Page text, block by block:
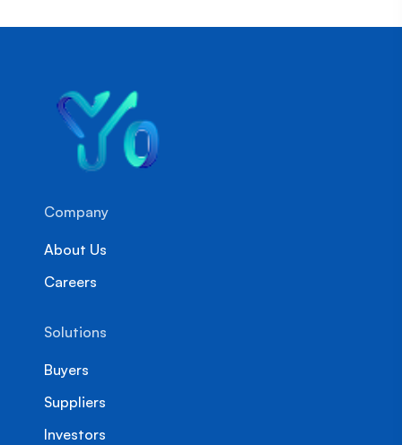
Company
About Us
Careers
Solutions
Buyers
Suppliers
Investors